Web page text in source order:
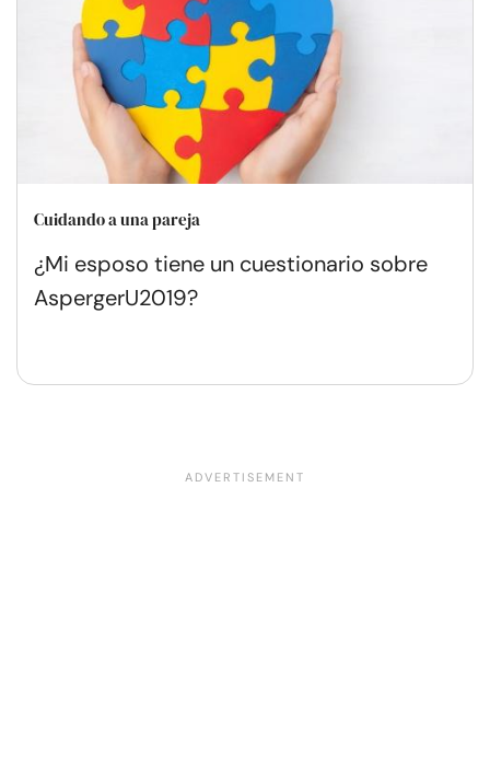
Cuidando a una pareja
¿Mi esposo tiene un cuestionario sobre
AspergerU2019?